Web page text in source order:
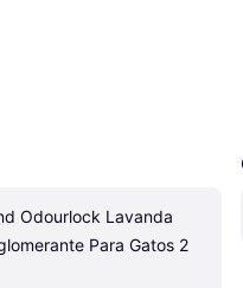
Odourlock Lavanda
Para Gatos 2